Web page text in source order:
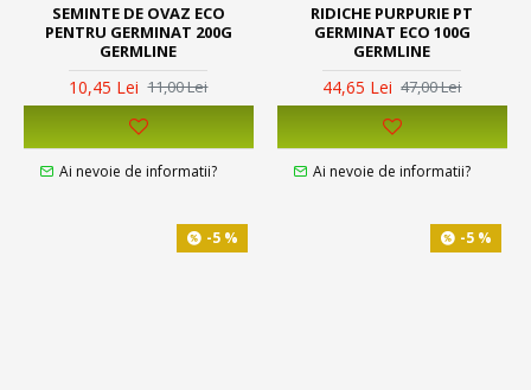
SEMINTE DE OVAZ ECO
PENTRU GERMINAT 200G
GERMLINE
10,45 Lei 11,00 Lei
Ai nevoie de informatii?
RIDICHE PURPURIE PT
GERMINAT ECO 100G
GERMLINE
44,65 Lei 47,00 Lei
Ai nevoie de informatii?
-5 % -5 %